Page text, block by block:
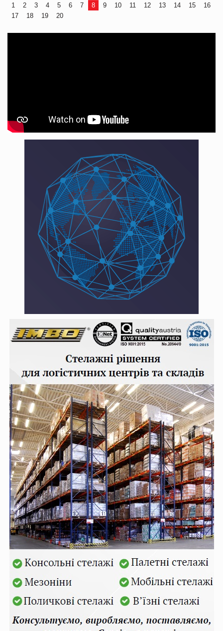
1 2 3 4 5 6 7 8 9 10 11 12 13 14 15
16
17
18 19 20